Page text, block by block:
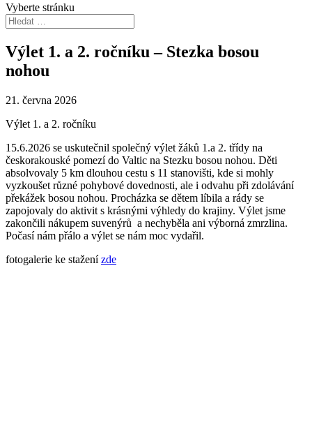
Vyberte stránku
Výlet 1. a 2. ročníku – Stezka bosou
nohou
21. června 2026
Výlet 1. a 2. ročníku
15.6.2026 se uskutečnil společný výlet žáků 1.a 2. třídy na
českorakouské pomezí do Valtic na Stezku bosou nohou. Děti
absolvovaly 5 km dlouhou cestu s 11 stanovišti, kde si mohly
vyzkoušet různé pohybové dovednosti, ale i odvahu při zdolávání
překážek bosou nohou. Procházka se dětem líbila a rády se
zapojovaly do aktivit s krásnými výhledy do krajiny. Výlet jsme
zakončili nákupem suvenýrů a nechyběla ani výborná zmrzlina.
Počasí nám přálo a výlet se nám moc vydařil.
fotogalerie ke staženízde